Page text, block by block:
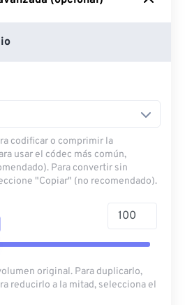
codificar o comprimir la
usar el códec más común,
Para convertir sin
"Copiar" (no recomendado).
original. Para duplicarlo,
reducirlo a la mitad, selecciona el